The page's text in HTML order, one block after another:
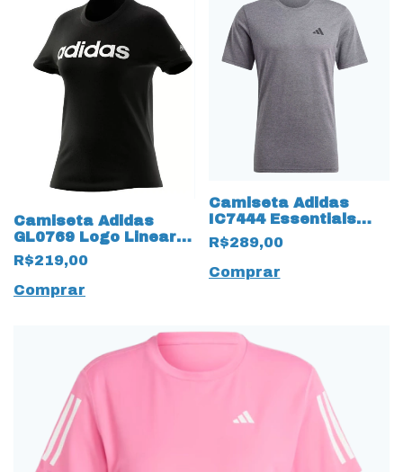
Camiseta Adidas
GL0769 Logo Linear
em Algodão
R$219,00
Comprar
Camiseta Adidas
IC7444 Essentials
Feelready algodão
Cinza
R$289,00
Comprar